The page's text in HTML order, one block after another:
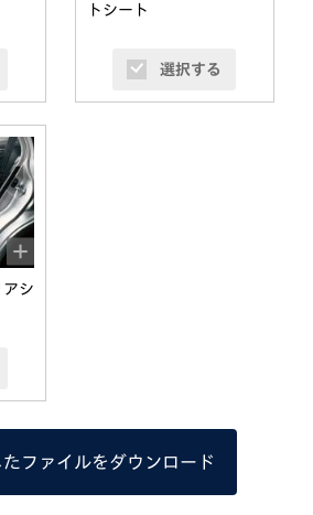
トシート
選択する
シ
ファイルをダウンロード